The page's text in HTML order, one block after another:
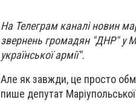
На Телеграм каналі новин
звернень громадян "ДНР" у
української армії".
Але як завжди, це просто
пише депутат